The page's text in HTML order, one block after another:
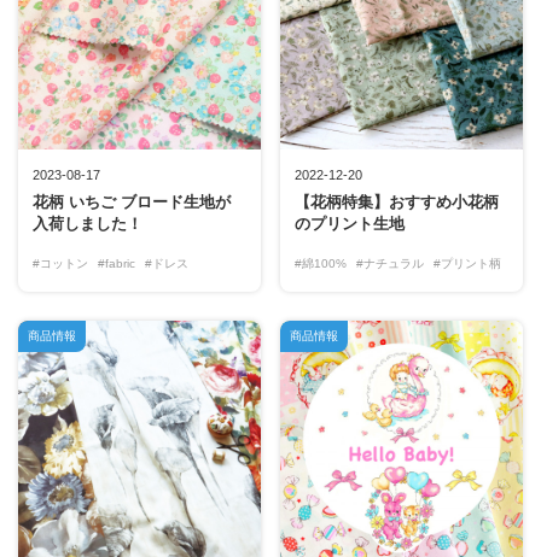
2023-08-17
花柄 いちご ブロード生地が
入荷しました！
#コットン #fabric #ドレス
2022-12-20
【花柄特集】おすすめ小花柄
のプリント生地
#綿100% #ナチュラル #プリント柄
商品情報 商品情報